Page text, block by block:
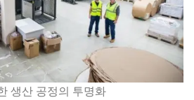
생산 공정의 투명화